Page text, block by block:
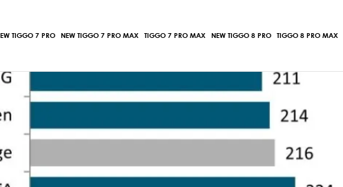
TIGGO 7 PRO NEW TIGGO 7 PRO MAX TIGGO 7 PRO MAX NEW TIGGO 8 PRO TIGGO 8 PRO MAX